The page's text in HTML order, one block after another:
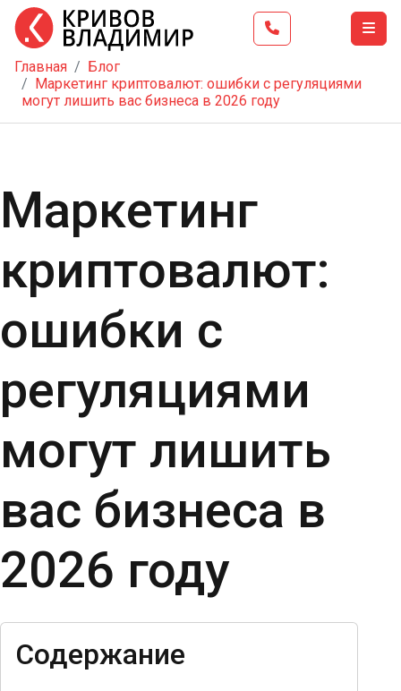
Главная
Тренинг
Услуги
Блог
Контакты
Главная
Блог
Маркетинг криптовалют: ошибки с регуляциями
могут лишить вас бизнеса в 2026 году
Маркетинг
криптовалют:
ошибки с
регуляциями
могут лишить
вас бизнеса в
2026 году
Содержание